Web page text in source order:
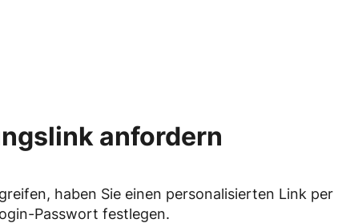
anfordern
haben Sie einen personalisierten Link
Passwort festlegen.